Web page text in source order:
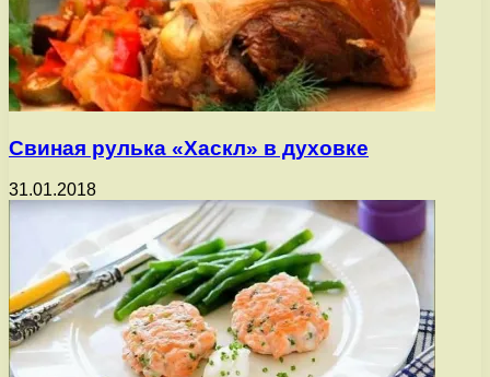
Свиная рулька «Хаскл» в духовке
31.01.2018